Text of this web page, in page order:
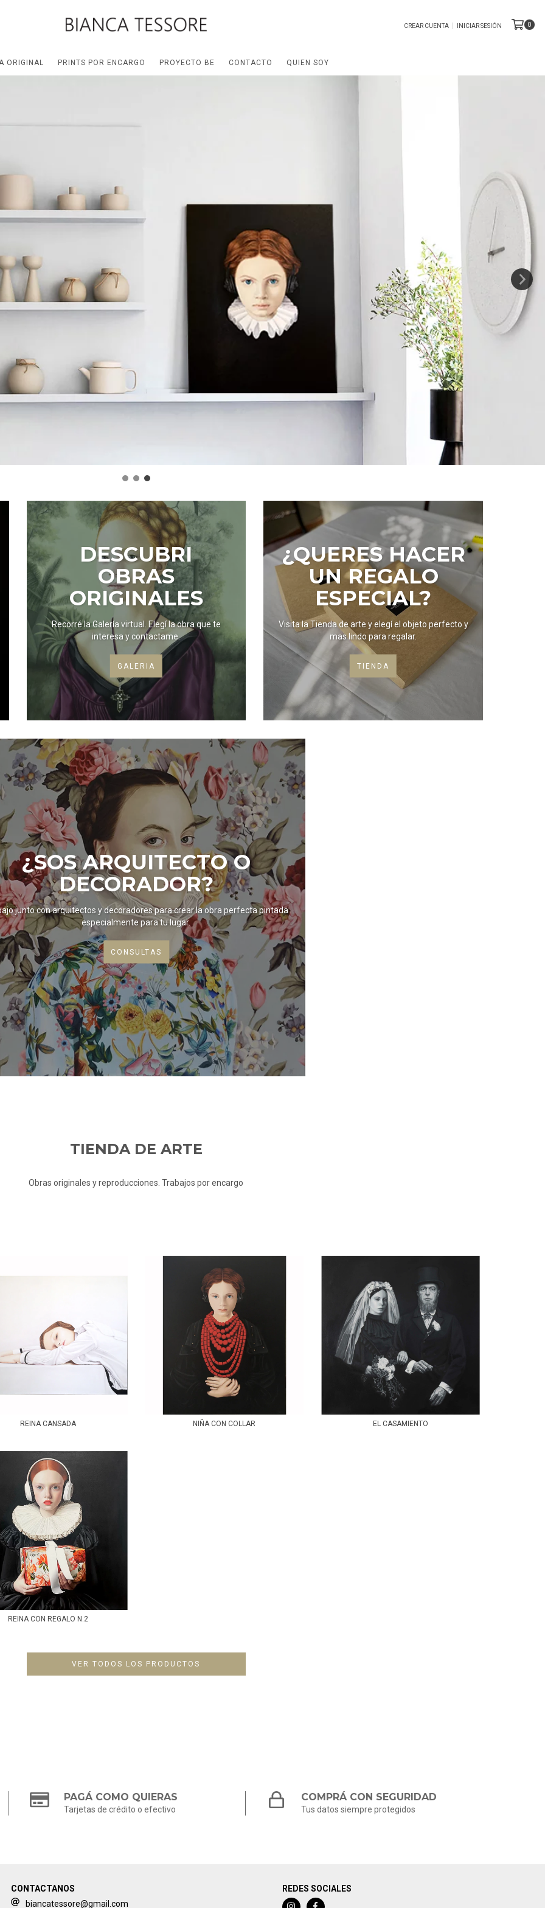
CREAR CUENTA INICIAR SESIÓN 0
ORIGINAL PRINTS POR ENCARGO PROYECTO BE CONTACTO QUIEN SOY
DESCUBRI
OBRAS
ORIGINALES
Recorré la Galería virtual. Elegí la obra que te
interesa y contactame.
GALERIA
¿QUERES HACER
UN REGALO
ESPECIAL?
Visita la Tienda de arte y elegí el objeto perfecto y
mas lindo para regalar.
TIENDA
¿SOS ARQUITECTO O
DECORADOR?
junto con arquitectos y decoradores para crear la obra perfecta pintada
especialmente para tu lugar.
CONSULTAS
TIENDA DE ARTE
Obras originales y reproducciones. Trabajos por encargo
REINA CANSADA NIÑA CON COLLAR EL CASAMIENTO
REINA CON REGALO N.2
VER TODOS LOS PRODUCTOS
PAGÁ COMO QUIERAS
Tarjetas de crédito o efectivo
COMPRÁ CON SEGURIDAD
Tus datos siempre protegidos
CONTACTANOS
biancatessore@gmail.com
REDES SOCIALES